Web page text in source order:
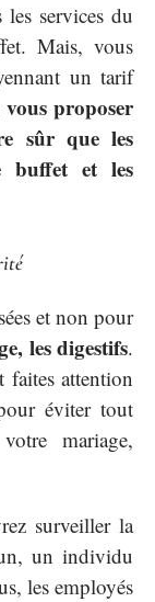
services du
Mais, vous
un tarif
proposer
sûr que les
buffet et les
et non pour
les digestifs.
faites attention
éviter tout
mariage,
surveiller la
un individu
les employés